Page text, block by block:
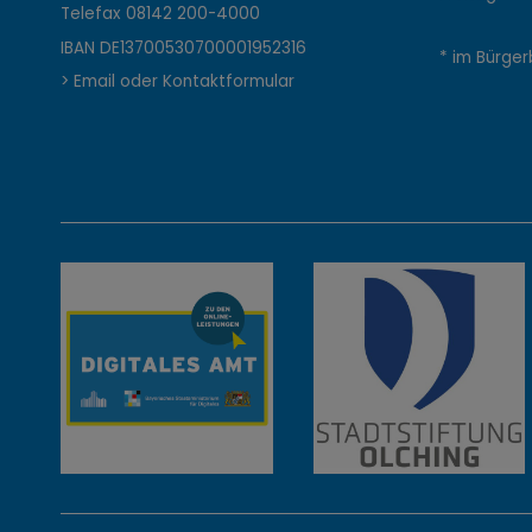
n
t
a
k
t
Telefax08142 200-4000
IBAN DE13700530700001952316
> Email oder Kontaktformular
* im